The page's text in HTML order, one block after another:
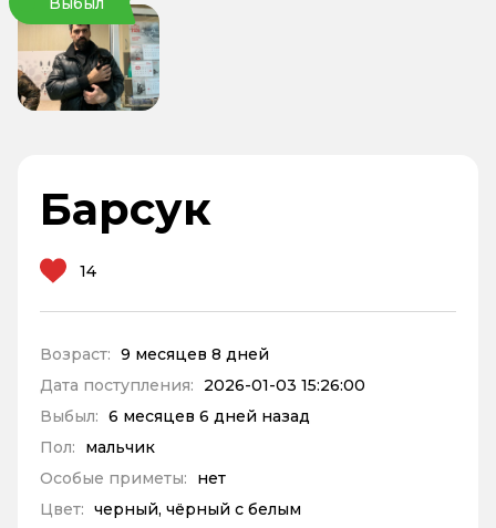
Барсук
14
Возраст: 9 месяцев 8 дней
Дата поступления:
2026-01-03 15:26:00
Выбыл: 6 месяцев 6 дней назад
Пол:
мальчик
Особые приметы:
нет
Цвет: черный, чёрный с белым